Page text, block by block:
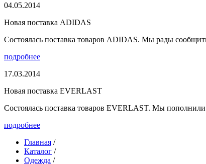
04.05.2014
Новая поставка ADIDAS
Состоялась поставка товаров ADIDAS. Мы рады
подробнее
17.03.2014
Новая поставка EVERLAST
Состоялась поставка товаров EVERLAST. Мы
подробнее
Главная /
Каталог /
Одежда /